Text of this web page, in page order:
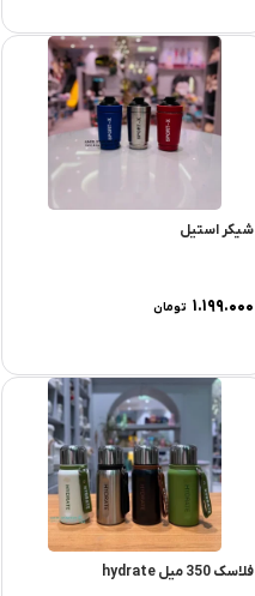
شیکر استیل
۱.۱۹۹.۰۰۰ تومان
فلاسک 350 میل hydrate